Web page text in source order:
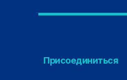
Присоединиться